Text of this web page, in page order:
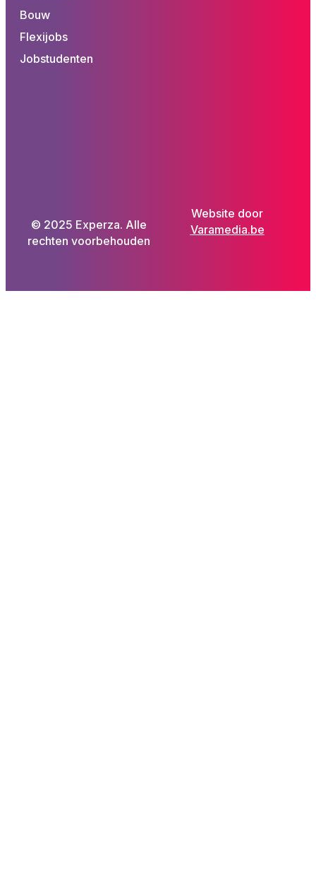
Bouw
Flexijobs
Jobstudenten
© 2025 Experza. Alle
rechten voorbehouden
Website door
Varamedia.be